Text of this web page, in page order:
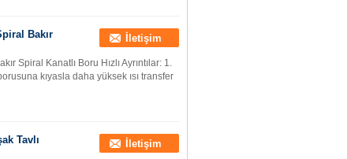
Bakır
İletişim
Spiral Kanatlı Boru Hızlı Ayrıntılar: 1.
kıyasla daha yüksek ısı transfer
Tavlı
İletişim